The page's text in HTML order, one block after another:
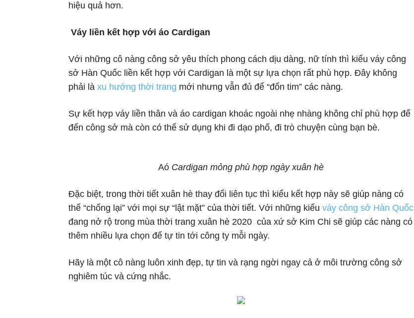
hiệu quả hơn.
Váy liền kết hợp với áo Cardigan
Với những cô nàng công sở yêu thích phong cách dịu dàng, nữ tính thì kiểu váy công
sở Hàn Quốc liền kết hợp với Cardigan là một sự lựa chọn rất phù hợp. Đây không
phải là xu hướng thời trang mới nhưng vẫn đủ để “đốn tim” các nàng.
Sự kết hợp váy liền thân và áo cardigan khoác ngoài nhẹ nhàng không chỉ phù hợp để
đến công sở mà còn có thể sử dụng khi đi dạo phố, đi trò chuyện cùng bạn bè.
Aó Cardigan mỏng phù hợp ngày xuân hè
Đặc biệt, trong thời tiết xuân hè thay đổi liên tục thì kiểu kết hợp này sẽ giúp nàng có
thể “chống lại” với mọi sự “lật mặt” của thời tiết. Với những kiểu váy công sở Hàn Quốc
đang nở rộ trong mùa thời trang xuân hè 2020 của xứ sở Kim Chi sẽ giúp các nàng có
thêm nhiều lựa chọn để tự tin tới công ty mỗi ngày.
Hãy là một cô nàng luôn xinh đẹp, tự tin và rạng ngời ngay cả ở môi trường công sở
nghiêm túc và cứng nhắc.